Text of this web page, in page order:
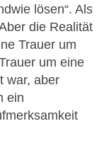
lösen“. Als
die Realität
Trauer um
um eine
war, aber
ein